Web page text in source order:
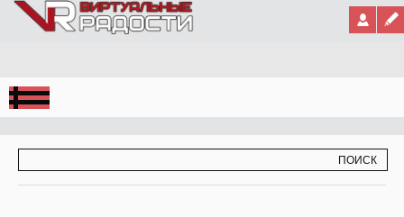
Jump to Navigation